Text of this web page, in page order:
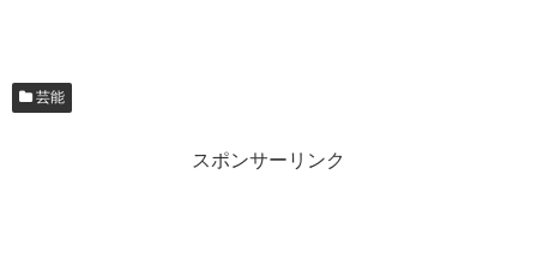
芸能
スポンサーリンク